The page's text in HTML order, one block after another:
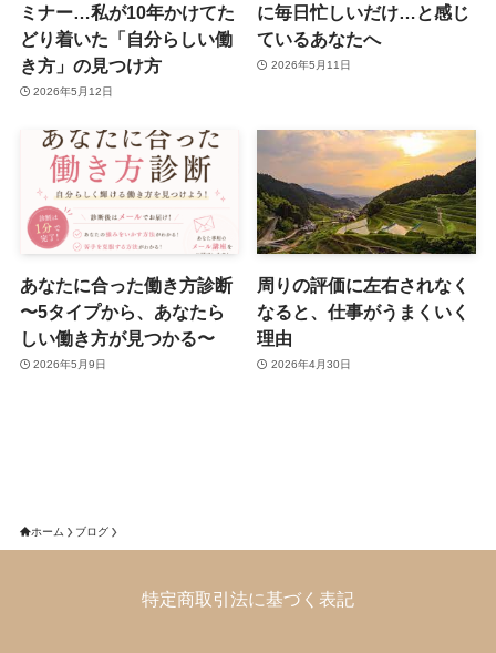
ミナー…私が10年かけてた
どり着いた「自分らしい働
き方」の見つけ方
2026年5月12日
に毎日忙しいだけ…と感じ
ているあなたへ
2026年5月11日
あなたに合った働き方診断
〜5タイプから、あなたら
しい働き方が見つかる〜
2026年5月9日
周りの評価に左右されなく
なると、仕事がうまくいく
理由
2026年4月30日
ホーム ブログ
特定商取引法に基づく表記